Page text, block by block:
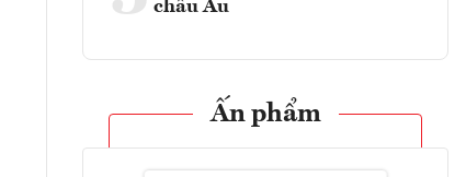
châu Âu
Ấn phẩm